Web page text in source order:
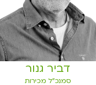
דביר גנור
סמנכ"ל מכירות